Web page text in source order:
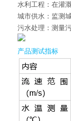
水利工程：在灌
城市供水：监测
污水处理：测量
产品测试指标